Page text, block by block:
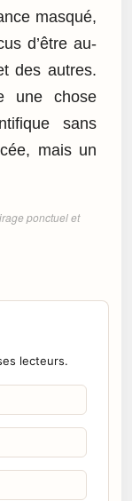
masqué,
d’être au-
des autres.
une chose
sans
mais un
ponctuel et
lecteurs.